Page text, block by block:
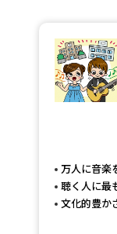
万人に音楽
聴く人に最
文化的豊か